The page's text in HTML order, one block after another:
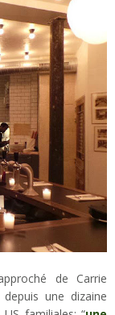
de Carrie
une dizaine